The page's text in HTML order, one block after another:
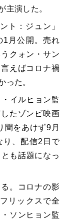
主演した。
ト：ジュン」
1月公開。売れ
クォン・サン
えばコロナ禍
った。
イルヒョン監
たゾンビ映画
間をあけず9月
り、配信2日で
も話題になっ
。コロナの影
リックスで全
ソンヒョン監